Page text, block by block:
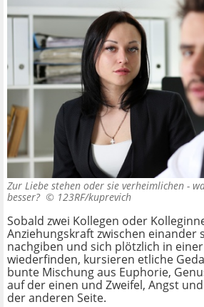
Zur Liebe stehen oder sie verheimlichen -
besser? © 123RF/kuprevich
Sobald zwei Kollegen oder
Anziehungskraft zwischen einander
nachgiben und sich plötzlich in
wiederfinden, kursieren etliche
bunte Mischung aus Euphorie,
auf der einen und Zweifel, Angst
der anderen Seite.